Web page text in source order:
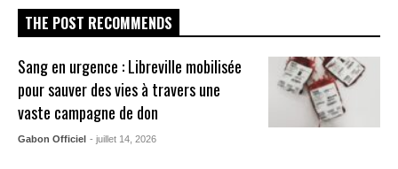
THE POST RECOMMENDS
Sang en urgence : Libreville mobilisée
pour sauver des vies à travers une
vaste campagne de don
Gabon Officiel - juillet 14, 2026